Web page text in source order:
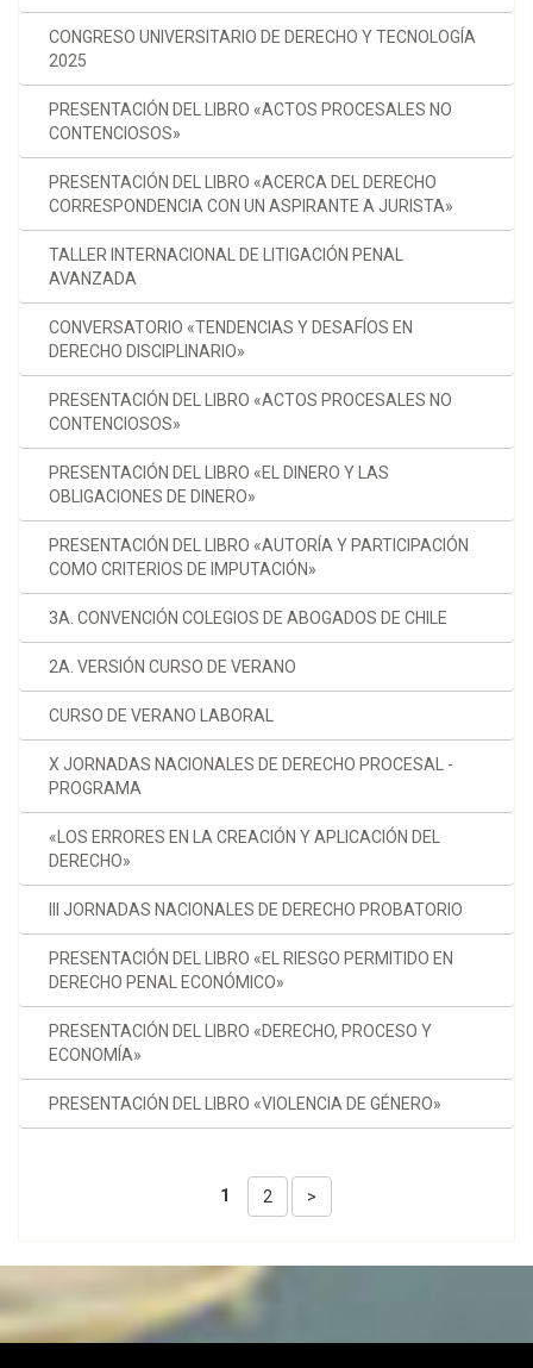
CONGRESO UNIVERSITARIO DE DERECHO Y TECNOLOGÍA
2025
PRESENTACIÓN DEL LIBRO «ACTOS PROCESALES NO
CONTENCIOSOS»
PRESENTACIÓN DEL LIBRO «ACERCA DEL DERECHO
CORRESPONDENCIA CON UN ASPIRANTE A JURISTA»
TALLER INTERNACIONAL DE LITIGACIÓN PENAL
AVANZADA
CONVERSATORIO «TENDENCIAS Y DESAFÍOS EN
DERECHO DISCIPLINARIO»
PRESENTACIÓN DEL LIBRO «ACTOS PROCESALES NO
CONTENCIOSOS»
PRESENTACIÓN DEL LIBRO «EL DINERO Y LAS
OBLIGACIONES DE DINERO»
PRESENTACIÓN DEL LIBRO «AUTORÍA Y PARTICIPACIÓN
COMO CRITERIOS DE IMPUTACIÓN»
3A. CONVENCIÓN COLEGIOS DE ABOGADOS DE CHILE
2A. VERSIÓN CURSO DE VERANO
CURSO DE VERANO LABORAL
X JORNADAS NACIONALES DE DERECHO PROCESAL -
PROGRAMA
«LOS ERRORES EN LA CREACIÓN Y APLICACIÓN DEL
DERECHO»
III JORNADAS NACIONALES DE DERECHO PROBATORIO
PRESENTACIÓN DEL LIBRO «EL RIESGO PERMITIDO EN
DERECHO PENAL ECONÓMICO»
PRESENTACIÓN DEL LIBRO «DERECHO, PROCESO Y
ECONOMÍA»
PRESENTACIÓN DEL LIBRO «VIOLENCIA DE GÉNERO»
1 2 >